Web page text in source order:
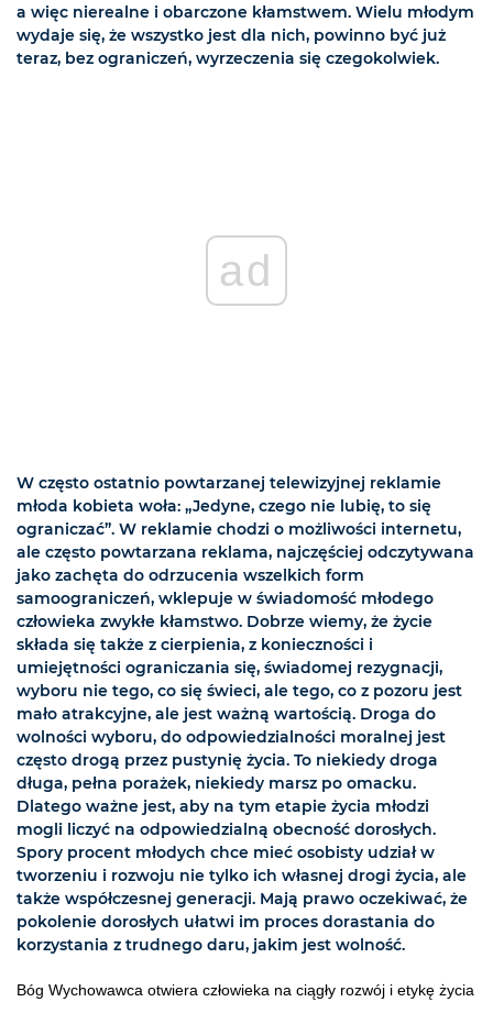
a więc nierealne i obarczone kłamstwem. Wielu młodym
wydaje się, że wszystko jest dla nich, powinno być już
teraz, bez ograniczeń, wyrzeczenia się czegokolwiek.
ad
W często ostatnio powtarzanej telewizyjnej reklamie
młoda kobieta woła: „Jedyne, czego nie lubię, to się
ograniczać”. W reklamie chodzi o możliwości internetu,
ale często powtarzana reklama, najczęściej odczytywana
jako zachęta do odrzucenia wszelkich form
samoograniczeń, wklepuje w świadomość młodego
człowieka zwykłe kłamstwo. Dobrze wiemy, że życie
składa się także z cierpienia, z konieczności i
umiejętności ograniczania się, świadomej rezygnacji,
wyboru nie tego, co się świeci, ale tego, co z pozoru jest
mało atrakcyjne, ale jest ważną wartością. Droga do
wolności wyboru, do odpowiedzialności moralnej jest
często drogą przez pustynię życia. To niekiedy droga
długa, pełna porażek, niekiedy marsz po omacku.
Dlatego ważne jest, aby na tym etapie życia młodzi
mogli liczyć na odpowiedzialną obecność dorosłych.
Spory procent młodych chce mieć osobisty udział w
tworzeniu i rozwoju nie tylko ich własnej drogi życia, ale
także współczesnej generacji. Mają prawo oczekiwać, że
pokolenie dorosłych ułatwi im proces dorastania do
korzystania z trudnego daru, jakim jest wolność.
Bóg Wychowawca otwiera człowieka na ciągły rozwój i etykę życia